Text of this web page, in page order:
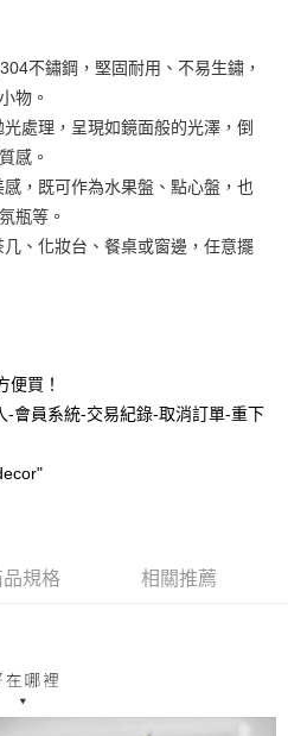
彰化商業銀行
兆豐國際商業銀行
華泰商業銀行
遠東國際商業銀行
永豐商業銀行
星展（台灣）商業銀行
台北富邦商業銀行
台中商業銀行
華泰商業銀行
遠東國際商業銀行
永豐商業銀行
才付款」的支付方式。 讓您購物簡單
、不需儲值。
付」後，將跳轉至「AFTEE先享後付」
刻繳費，但若您需要取消訂單，請聯絡
)免運費
不鏽鋼，堅固耐用、不易生鏽，
物。
處理，呈現如鏡面般的光澤，倒
感。
，既可作為水果盤、點心盤，也
瓶等。
、化妝台、餐桌或窗邊，任意擺
便買！
-會員系統-交易紀錄-取消訂單-重下
品規格 相關推薦